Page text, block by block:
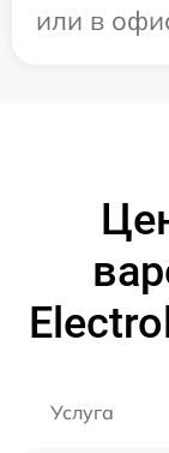
или в
Услуга